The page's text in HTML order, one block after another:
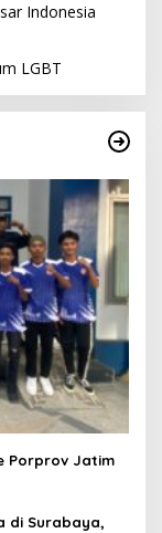
Indonesia
LGBT
Porprov Jatim
di Surabaya,